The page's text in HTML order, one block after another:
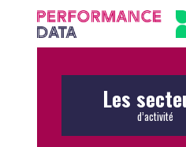
Panneau de gestion des cookies
Les
d’activité